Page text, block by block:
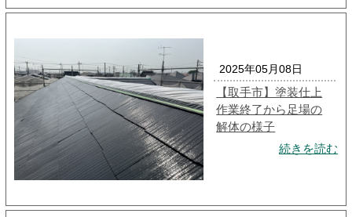
2025年05月08日
【取手市】塗装仕上
作業終了から足場の
解体の様子
続きを読む